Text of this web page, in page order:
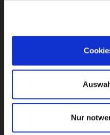
Nur
Presseverteiler